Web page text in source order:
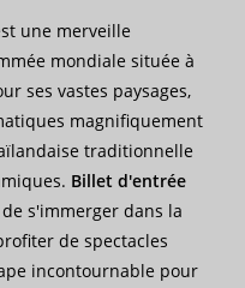
une merveille
mondiale située à
ses vastes paysages,
magnifiquement
traditionnelle
Billet d'entrée
s'immerger dans la
de spectacles
incontournable pour